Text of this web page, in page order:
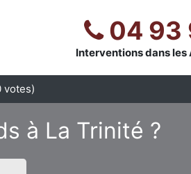
04 93
Interventions dans
votes)
à La Trinité ?